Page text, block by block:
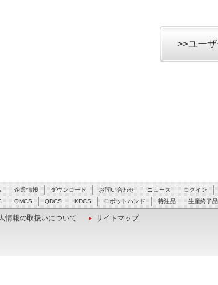
>>ユー
企業情報 ダウンロード お問い合わせ ニュース ログイン
QMCS QDCS KDCS ロボットハンド 特注品 生産終了
情報の取扱いについて サイトマップ